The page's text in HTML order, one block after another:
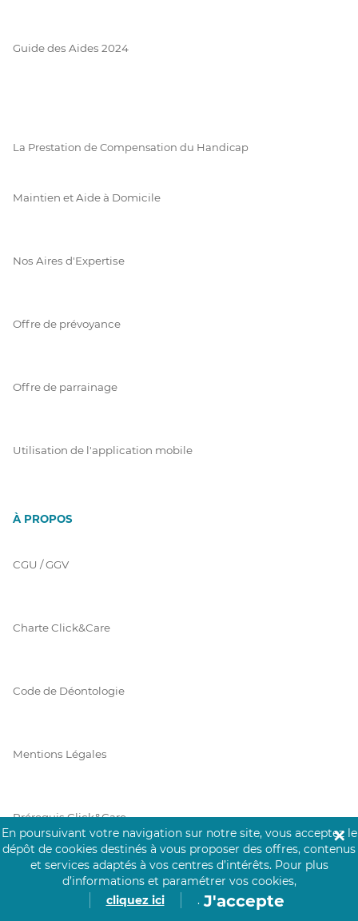
Guide des Aides 2024
La Prestation de Compensation du Handicap
Maintien et Aide à Domicile
Nos Aires d'Expertise
Offre de prévoyance
Offre de parrainage
Utilisation de l'application mobile
À PROPOS
CGU / GGV
Charte Click&Care
Code de Déontologie
Mentions Légales
Prérequis Click&Care
Protection des Données
En poursuivant votre navigation sur notre site, vous acceptez le
dépôt de cookies destinés à vous proposer des offres, contenus
et services adaptés à vos centres d’intérêts. Pour plus
d’informations et paramétrer vos cookies,
cliquez ici
. J'accepte
✕